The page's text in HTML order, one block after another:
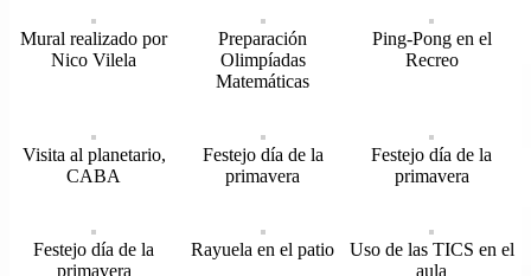
Mural realizado por
Nico Vilela
Preparación
Olimpíadas
Matemáticas
Ping-Pong en el
Recreo
Visita al planetario,
CABA
Festejo día de la
primavera
Festejo día de la
primavera
Festejo día de la
primavera
Rayuela en el patio
Uso de las TICS en el
aula